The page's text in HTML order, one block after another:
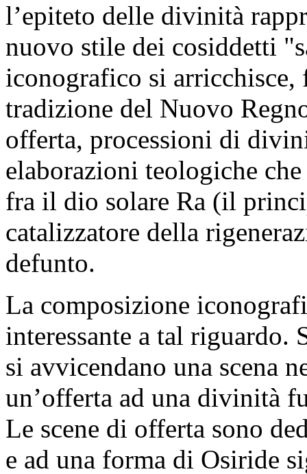
l’epiteto delle divinità
nuovo stile dei cosiddetti
iconografico si
tradizione del Nuovo
offerta, processioni di
elaborazioni teologiche
fra il dio solare Ra (il
catalizzatore della
defunto.
La composizione
interessante a tal riguardo.
si avvicendano una scena
un’offerta ad una divinità
Le scene di offerta sono
e ad una forma di Osiride